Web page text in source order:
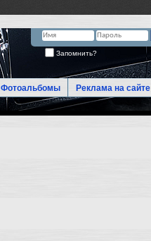
Запомнить?
Фотоальбомы Реклама на сайте